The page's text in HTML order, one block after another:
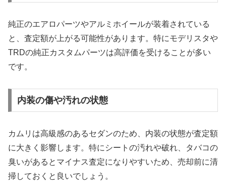
純正のエアロパーツやアルミホイールが装着されている
と、査定額が上がる可能性があります。特にモデリスタや
TRDの純正カスタムパーツは高評価を受けることが多い
です。
内装の傷や汚れの状態
カムリは高級感のあるセダンのため、内装の状態が査定額
に大きく影響します。特にシートの汚れや破れ、タバコの
臭いがあるとマイナス査定になりやすいため、売却前に清
掃しておくと良いでしょう。